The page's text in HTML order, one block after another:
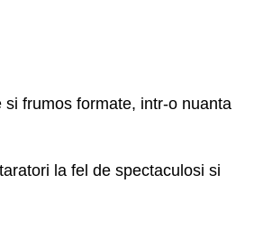
frumos formate, intr-o nuanta
la fel de spectaculosi si